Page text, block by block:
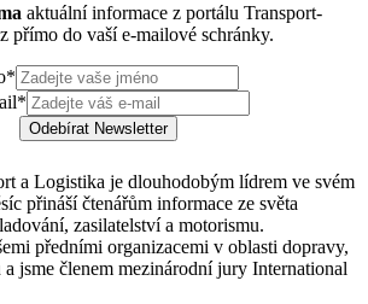
aktuální informace z portálu Transport-
přímo do vaší e-mailové schránky.
*
*
Odebírat Newsletter
a Logistika je dlouhodobým lídrem ve svém
přináší čtenářům informace ze světa
zasilatelství a motorismu.
předními organizacemi v oblasti dopravy,
jsme členem mezinárodní jury International